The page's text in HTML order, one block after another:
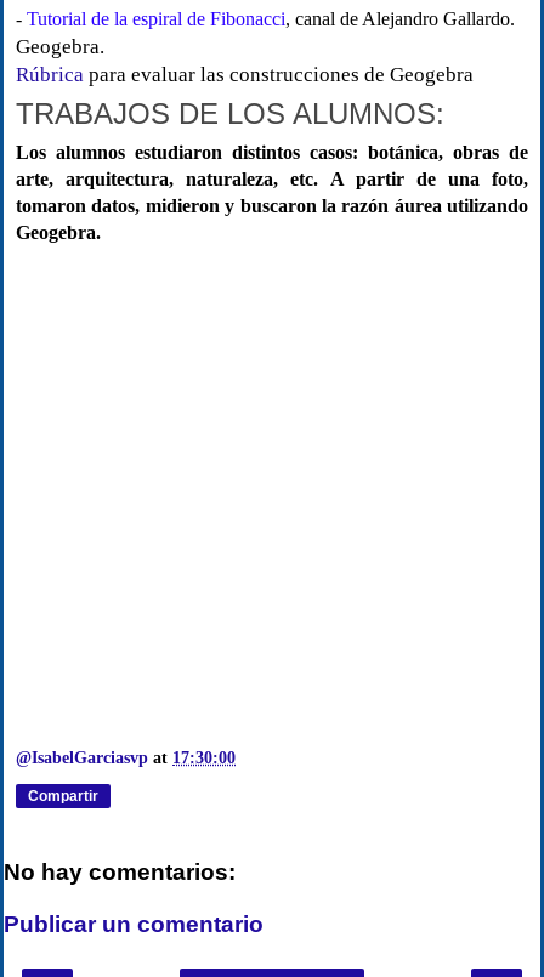
- Tutorial de la espiral de Fibonacci, canal de Alejandro Gallardo.
Geogebra.
Rúbrica para evaluar las construcciones de Geogebra
TRABAJOS DE LOS ALUMNOS:
Los alumnos estudiaron distintos casos: botánica, obras de
arte, arquitectura, naturaleza, etc. A partir de una foto,
tomaron datos, midieron y buscaron la razón áurea utilizando
Geogebra.
@IsabelGarciasvp at 17:30:00
Compartir
No hay comentarios:
Publicar un comentario